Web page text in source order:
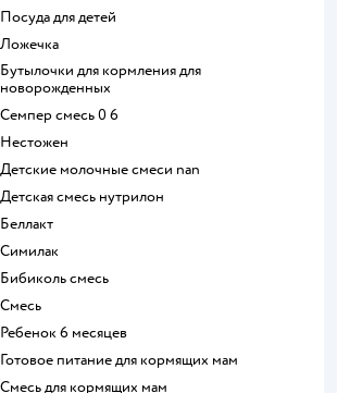
посуда для детей
ложечка
бутылочки для кормления для
новорожденных
семпер смесь 0 6
нестожен
Детские молочные смеси nan
детская смесь нутрилон
беллакт
симилак
бибиколь смесь
смесь
ребенок 6 месяцев
готовое питание для кормящих мам
смесь для кормящих мам